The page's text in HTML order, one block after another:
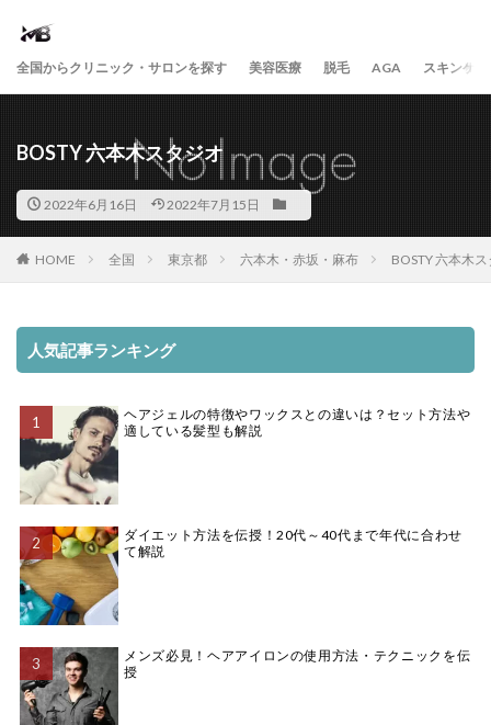
全国からクリニック・サロンを探す 美容医療 脱毛 AGA スキンケア
BOSTY 六本木スタジオ
2022年6月16日 2022年7月15日
HOME 全国 東京都 六本木・赤坂・麻布 BOSTY 六本木
人気記事ランキング
ヘアジェルの特徴やワックスとの違いは？セット方法や
適している髪型も解説
ダイエット方法を伝授！20代～40代まで年代に合わせ
て解説
メンズ必見！ヘアアイロンの使用方法・テクニックを伝
授